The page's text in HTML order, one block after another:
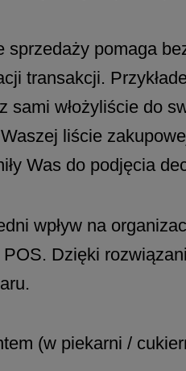
pomaga
transakcji.
włożyliście do
liście
Was do podjęcia
wpływ na
Dzięki
(w piekarni /